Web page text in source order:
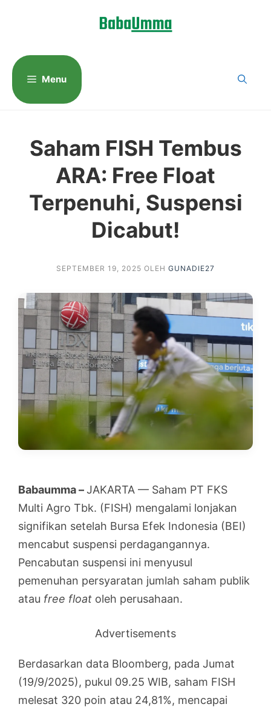
Menu
Saham FISH Tembus
ARA: Free Float
Terpenuhi, Suspensi
Dicabut!
SEPTEMBER 19, 2025 OLEH GUNADIE27
Babaumma –JAKARTA — Saham PT FKS
Multi Agro Tbk. (FISH) mengalami lonjakan
signifikan setelah Bursa Efek Indonesia (BEI)
mencabut suspensi perdagangannya.
Pencabutan suspensi ini menyusul
pemenuhan persyaratan jumlah saham publik
atau free float oleh perusahaan.
Advertisements
Berdasarkan data Bloomberg, pada Jumat
(19/9/2025), pukul 09.25 WIB, saham FISH
melesat 320 poin atau 24,81%, mencapai